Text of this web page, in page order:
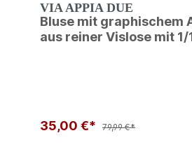
VIA APPIA DUE
Bluse mit graphischem
aus reiner Vislose mit 1/
35,00 €* 79,99 €*